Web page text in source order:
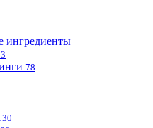
ингредиенты
78